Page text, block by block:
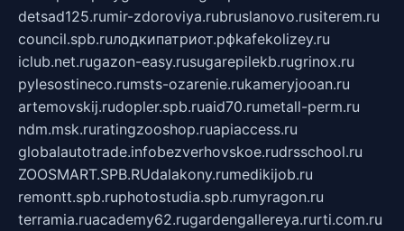
detsad125.rumir-zdoroviya.rubruslanovo.rusiterem.ru
council.spb.ruлодкипатриот.рфkafekolizey.ru
iclub.net.rugazon-easy.rusugarepilekb.rugrinox.ru
pylesostineco.rumsts-ozarenie.rukameryjooan.ru
artemovskij.rudopler.spb.ruaid70.rumetall-perm.ru
ndm.msk.ruratingzooshop.ruapiaccess.ru
globalautotrade.infobezverhovskoe.rudrsschool.ru
ZOOSMART.SPB.RUdalakony.rumedikijob.ru
remontt.spb.ruphotostudia.spb.rumyragon.ru
terramia.ruacademy62.rugardengallereya.rurti.com.ru